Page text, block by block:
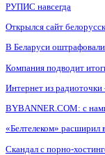
РУПИС навсегда
Открылся сайт
В Беларуси оштрафовали
Компания подводит
Интернет из радиоточки
BYBANNER.COM: c
«Белтелеком»
Скандал с порно-